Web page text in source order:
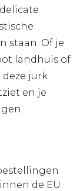
staan. Of je
landhuis of
jurk
en je
de EU